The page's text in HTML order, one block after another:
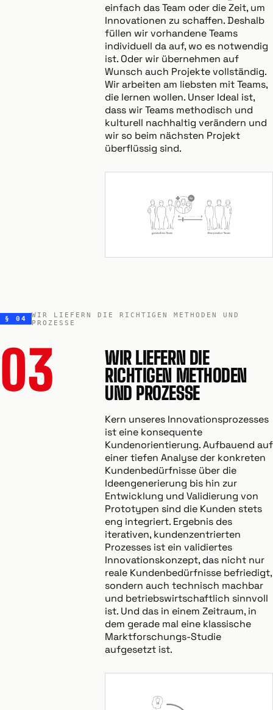
einfach das Team oder die Zeit, um
Innovationen zu schaffen. Deshalb
füllen wir vorhandene Teams
individuell da auf, wo es notwendig
ist. Oder wir übernehmen auf
Wunsch auch Projekte vollständig.
Wir arbeiten am liebsten mit Teams,
die lernen wollen. Unser Ideal ist,
dass wir Teams methodisch und
kulturell nachhaltig verändern und
wir so beim nächsten Projekt
überflüssig sind.
§ 04
WIR LIEFERN DIE RICHTIGEN METHODEN UND
PROZESSE
03
WIR LIEFERN DIE
RICHTIGEN METHODEN
UND PROZESSE
Kern unseres Innovationsprozesses
ist eine konsequente
Kundenorientierung. Aufbauend auf
einer tiefen Analyse der konkreten
Kundenbedürfnisse über die
Ideengenerierung bis hin zur
Entwicklung und Validierung von
Prototypen sind die Kunden stets
eng integriert. Ergebnis des
iterativen, kundenzentrierten
Prozesses ist ein validiertes
Innovationskonzept, das nicht nur
reale Kundenbedürfnisse befriedigt,
sondern auch technisch machbar
und betriebswirtschaftlich sinnvoll
ist. Und das in einem Zeitraum, in
dem gerade mal eine klassische
Marktforschungs-Studie
aufgesetzt ist.